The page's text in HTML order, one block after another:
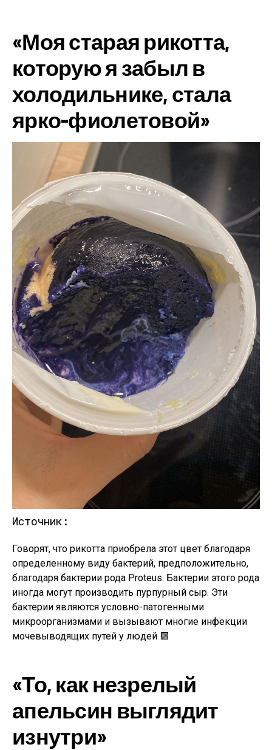
«Моя старая рикотта,
которую я забыл в
холодильнике, стала
ярко-фиолетовой»
Источник:
Говорят, что рикотта приобрела этот цвет благодаря
определенному виду бактерий, предположительно,
благодаря бактерии рода Proteus. Бактерии этого рода
иногда могут производить пурпурный сыр. Эти
бактерии являются условно-патогенными
микроорганизмами и вызывают многие инфекции
мочевыводящих путей у людей 🟪
«То, как незрелый
апельсин выглядит
изнутри»